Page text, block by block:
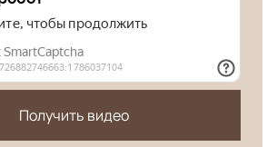
Получить видео